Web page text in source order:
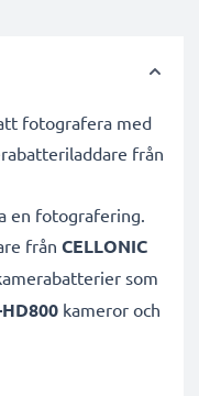
fotografera med
från
en fotografering.
från CELLONIC
som
kameror och